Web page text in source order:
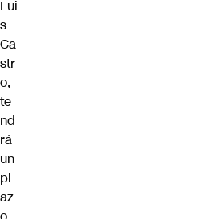
Lui
s
Ca
str
o,
te
nd
rá
un
pl
az